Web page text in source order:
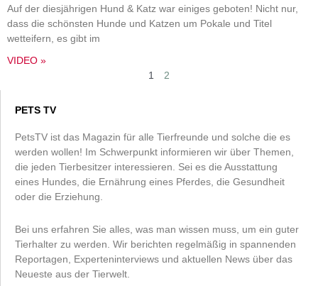
Auf der diesjährigen Hund & Katz war einiges geboten! Nicht nur,
dass die schönsten Hunde und Katzen um Pokale und Titel
wetteifern, es gibt im
VIDEO »
1 2
PETS TV
PetsTV ist das Magazin für alle Tierfreunde und solche die es
werden wollen! Im Schwerpunkt informieren wir über Themen,
die jeden Tierbesitzer interessieren. Sei es die Ausstattung
eines Hundes, die Ernährung eines Pferdes, die Gesundheit
oder die Erziehung.
Bei uns erfahren Sie alles, was man wissen muss, um ein guter
Tierhalter zu werden. Wir berichten regelmäßig in spannenden
Reportagen, Experteninterviews und aktuellen News über das
Neueste aus der Tierwelt.